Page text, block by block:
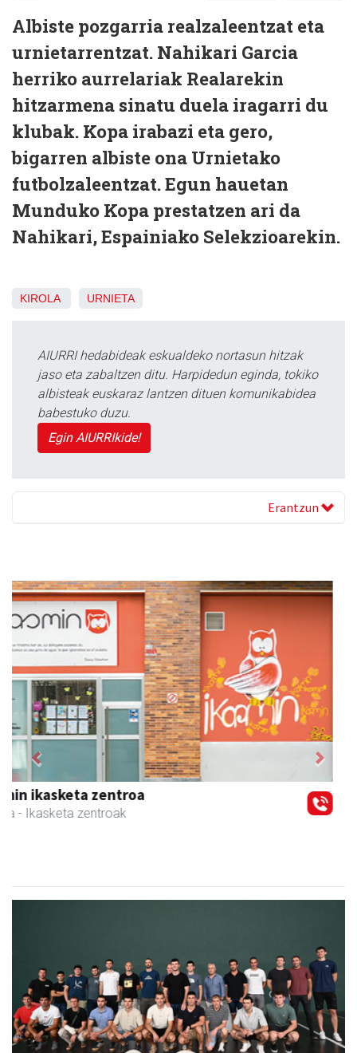
Albiste pozgarria realzaleentzat eta
urnietarrentzat. Nahikari Garcia
herriko aurrelariak Realarekin
hitzarmena sinatu duela iragarri du
klubak. Kopa irabazi eta gero,
bigarren albiste ona Urnietako
futbolzaleentzat. Egun hauetan
Munduko Kopa prestatzen ari da
Nahikari, Espainiako Selekzioarekin.
KIROLA URNIETA
AIURRI hedabideak eskualdeko nortasun hitzak
jaso eta zabaltzen ditu. Harpidedun eginda, tokiko
albisteak euskaraz lantzen dituen komunikabidea
babestuko duzu.
Egin AIURRIkide!
Erantzun
Magale Ikastetxea
Urnieta - Hezkuntza
Previous Next